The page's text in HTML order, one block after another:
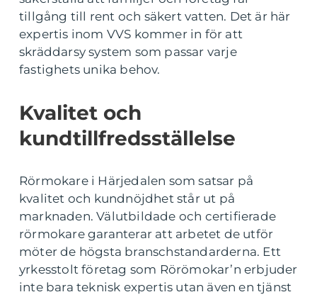
tillgång till rent och säkert vatten. Det är här
expertis inom VVS kommer in för att
skräddarsy system som passar varje
fastighets unika behov.
Kvalitet och
kundtillfredsställelse
Rörmokare i Härjedalen som satsar på
kvalitet och kundnöjdhet står ut på
marknaden. Välutbildade och certifierade
rörmokare garanterar att arbetet de utför
möter de högsta branschstandarderna. Ett
yrkesstolt företag som Rörömokar’n erbjuder
inte bara teknisk expertis utan även en tjänst